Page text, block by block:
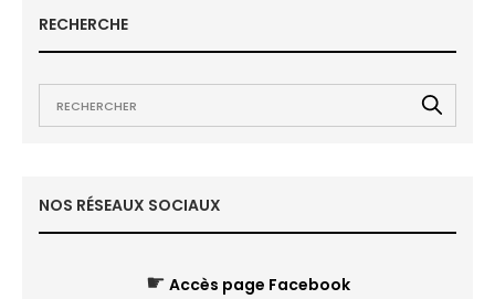
RECHERCHE
NOS RÉSEAUX SOCIAUX
☛ Accès page Facebook